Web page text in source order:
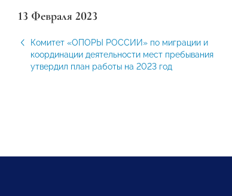
13 Февраля 2023
Комитет «ОПОРЫ РОССИИ» по миграции и
координации деятельности мест пребывания
утвердил план работы на 2023 год